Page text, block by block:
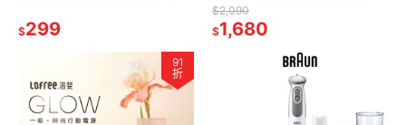
好吃不黏手
$299
332855
$2,090
$1,680
91
折